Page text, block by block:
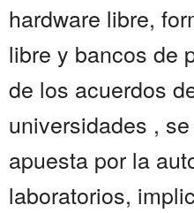
hardware libre,
libre y bancos de
de los acuerdos
universidades ,
apuesta por la
laboratorios,